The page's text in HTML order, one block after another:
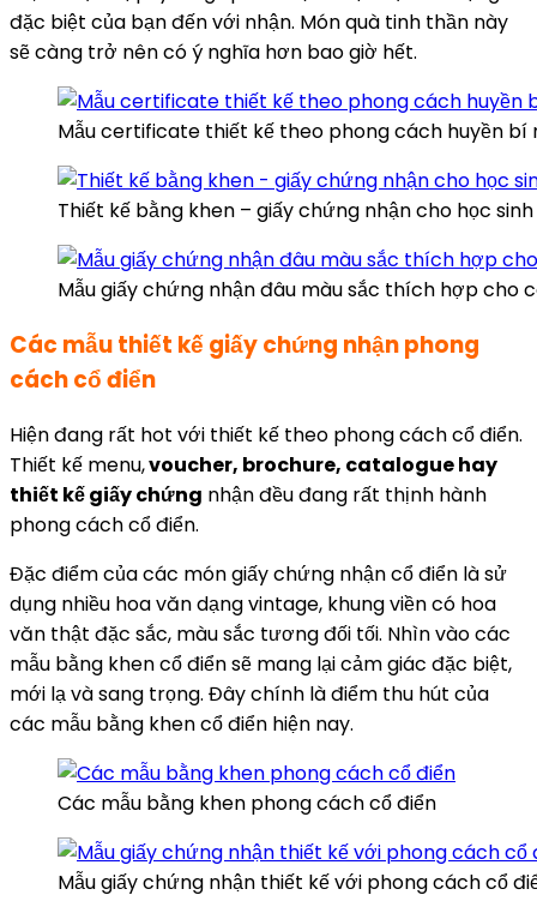
đặc biệt của bạn đến với nhận. Món quà tinh thần này
sẽ càng trở nên có ý nghĩa hơn bao giờ hết.
Mẫu certificate thiết kế theo phong cách huyền bí
Thiết kế bằng khen – giấy chứng nhận cho học sinh
Mẫu giấy chứng nhận đâu màu sắc thích hợp cho
Các mẫu thiết kế giấy chứng nhận phong
cách cổ điển
Hiện đang rất hot với thiết kế theo phong cách cổ điển.
Thiết kế menu,voucher, brochure, catalogue hay
thiết kế giấy chứng nhận đều đang rất thịnh hành
phong cách cổ điển.
Đặc điểm của các món giấy chứng nhận cổ điển là sử
dụng nhiều hoa văn dạng vintage, khung viền có hoa
văn thật đặc sắc, màu sắc tương đối tối. Nhìn vào các
mẫu bằng khen cổ điển sẽ mang lại cảm giác đặc biệt,
mới lạ và sang trọng. Đây chính là điểm thu hút của
các mẫu bằng khen cổ điển hiện nay.
Các mẫu bằng khen phong cách cổ điển
Mẫu giấy chứng nhận thiết kế với phong cách cổ